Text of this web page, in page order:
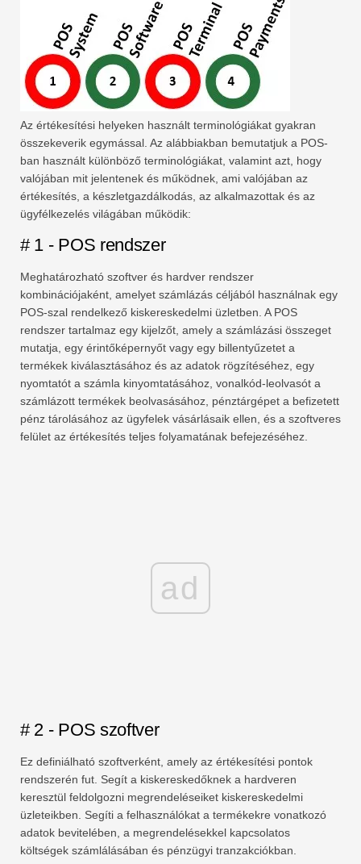
Az értékesítési helyeken használt terminológiákat gyakran
összekeverik egymással. Az alábbiakban bemutatjuk a POS-
ban használt különböző terminológiákat, valamint azt, hogy
valójában mit jelentenek és működnek, ami valójában az
értékesítés, a készletgazdálkodás, az alkalmazottak és az
ügyfélkezelés világában működik:
# 1 - POS rendszer
Meghatározható szoftver és hardver rendszer
kombinációjaként, amelyet számlázás céljából használnak egy
POS-szal rendelkező kiskereskedelmi üzletben. A POS
rendszer tartalmaz egy kijelzőt, amely a számlázási összeget
mutatja, egy érintőképernyőt vagy egy billentyűzetet a
termékek kiválasztásához és az adatok rögzítéséhez, egy
nyomtatót a számla kinyomtatásához, vonalkód-leolvasót a
számlázott termékek beolvasásához, pénztárgépet a befizetett
pénz tárolásához az ügyfelek vásárlásaik ellen, és a szoftveres
felület az értékesítés teljes folyamatának befejezéséhez.
ad
# 2 - POS szoftver
Ez definiálható szoftverként, amely az értékesítési pontok
rendszerén fut. Segít a kiskereskedőknek a hardveren
keresztül feldolgozni megrendeléseiket kiskereskedelmi
üzleteikben. Segíti a felhasználókat a termékekre vonatkozó
adatok bevitelében, a megrendelésekkel kapcsolatos
költségek számlálásában és pénzügyi tranzakciókban.